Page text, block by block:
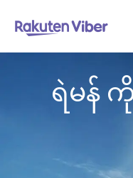
ရဲမန်